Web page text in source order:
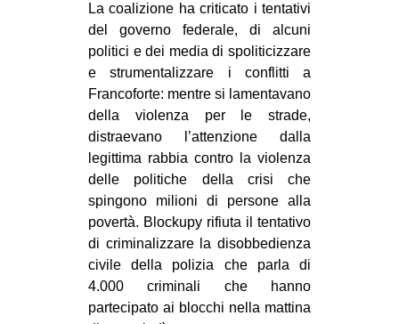
La coalizione ha criticato i tentativi
del governo federale, di alcuni
politici e dei media di spoliticizzare
e strumentalizzare i conflitti a
Francoforte: mentre si lamentavano
della violenza per le strade,
distraevano l’attenzione dalla
legittima rabbia contro la violenza
delle politiche della crisi che
spingono milioni di persone alla
povertà. Blockupy rifiuta il tentativo
di criminalizzare la disobbedienza
civile della polizia che parla di
4.000 criminali che hanno
partecipato ai blocchi nella mattina